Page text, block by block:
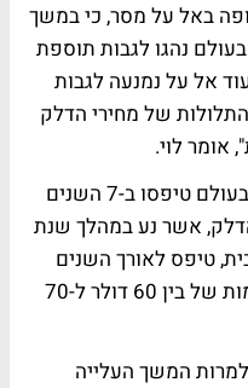
באל על מסר, כי במשך
נהגו לגבות תוספת
אל על נמנעה לגבות
של מחירי הדלק
אומר לוי.
לוי מסר היום (ג') כי מחירי הדלק בעולם טיפסו ב-7 השנים
אשר נע במהלך שנת
ל-20 דולר לחבית, טיפס לאורך השנים
והגיע במהלך השנה האחרונה לרמות של בין 60 דולר ל-70
הוסיף, כי במהלך שנת 2005, למרות המשך העלייה